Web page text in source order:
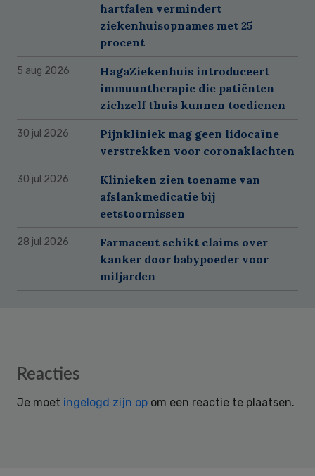
hartfalen vermindert
ziekenhuisopnames met 25
procent
5 aug 2026
HagaZiekenhuis introduceert
immuuntherapie die patiënten
zichzelf thuis kunnen toedienen
30 jul 2026
Pijnkliniek mag geen lidocaïne
verstrekken voor coronaklachten
30 jul 2026
Klinieken zien toename van
afslankmedicatie bij
eetstoornissen
28 jul 2026
Farmaceut schikt claims over
kanker door babypoeder voor
miljarden
Reader
Reacties
Je moet ingelogd zijn op om een reactie te plaatsen.